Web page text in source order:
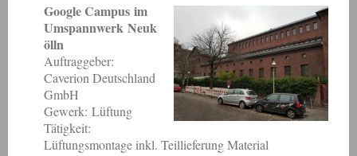
Google Campus im
Umspannwerk Neuk
ölln
Auftraggeber:
Caverion Deutschland
GmbH
Gewerk: Lüftung
Tätigkeit:
Lüftungsmontage inkl. Teillieferung Material